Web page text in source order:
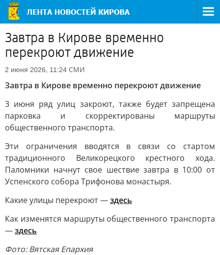
Завтра в Кирове временно
перекроют движение
2 июня 2026, 11:24 СМИ
Завтра в Кирове временно перекроют движение
3 июня ряд улиц закроют, также будет запрещена
парковка и скорректированы маршруты
общественного транспорта.
Эти ограничения вводятся в связи со стартом
традиционного Великорецкого крестного хода.
Паломники начнут свое шествие завтра в 10:00 от
Успенского собора Трифонова монастыря.
Какие улицы перекроют —здесь
Как изменятся маршруты общественного транспорта
—здесь
Фото: Вятская Епархия